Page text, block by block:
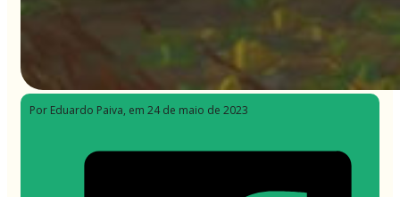
Por Eduardo Paiva, em 24 de maio de 2023